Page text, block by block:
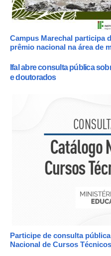
Campus Marechal participa
prêmio nacional na área de
Ifal abre consulta pública
e doutorados
Participe de consulta
Nacional de Cursos Técnicos